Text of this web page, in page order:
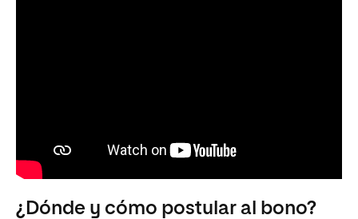
¿Dónde y cómo postular al bono?